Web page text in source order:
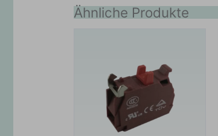
Ähnliche Produkte